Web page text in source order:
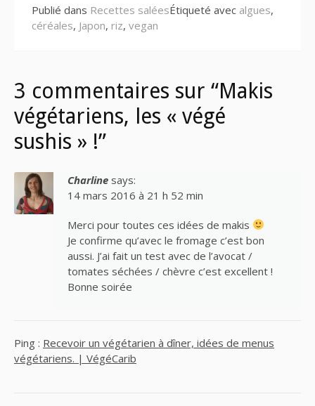
Publié dans Recettes saléesÉtiqueté avec algues,
céréales, Japon, riz, vegan
3 commentaires sur “Makis
végétariens, les « végé
sushis » !”
Charline says:
14 mars 2016 à 21 h 52 min
Merci pour toutes ces idées de makis
Je confirme qu’avec le fromage c’est bon
aussi. J’ai fait un test avec de l’avocat /
tomates séchées / chèvre c’est excellent !
Bonne soirée
Ping : Recevoir un végétarien à dîner, idées de menus
végétariens. | VégéCarib